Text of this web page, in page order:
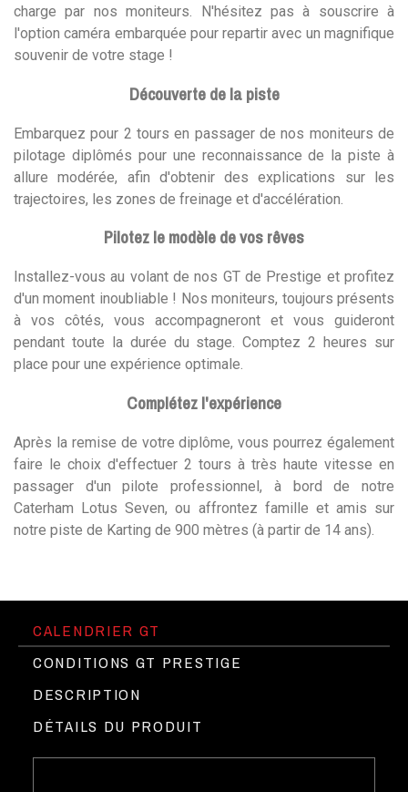
charge par nos moniteurs. N'hésitez pas à souscrire à
l'option caméra embarquée pour repartir avec un magnifique
souvenir de votre stage !
Découverte de la piste
Embarquez pour 2 tours en passager de nos moniteurs de
pilotage diplômés pour une reconnaissance de la piste à
allure modérée, afin d'obtenir des explications sur les
trajectoires, les zones de freinage et d'accélération.
Pilotez le modèle de vos rêves
Installez-vous au volant de nos GT de Prestige et profitez
d'un moment inoubliable ! Nos moniteurs, toujours présents
à vos côtés, vous accompagneront et vous guideront
pendant toute la durée du stage. Comptez 2 heures sur
place pour une expérience optimale.
Complétez l'expérience
Après la remise de votre diplôme, vous pourrez également
faire le choix d'effectuer 2 tours à très haute vitesse en
passager d'un pilote professionnel, à bord de notre
Caterham Lotus Seven, ou affrontez famille et amis sur
notre piste de Karting de 900 mètres (à partir de 14 ans).
CALENDRIER GT
CONDITIONS GT PRESTIGE
DESCRIPTION
DÉTAILS DU PRODUIT